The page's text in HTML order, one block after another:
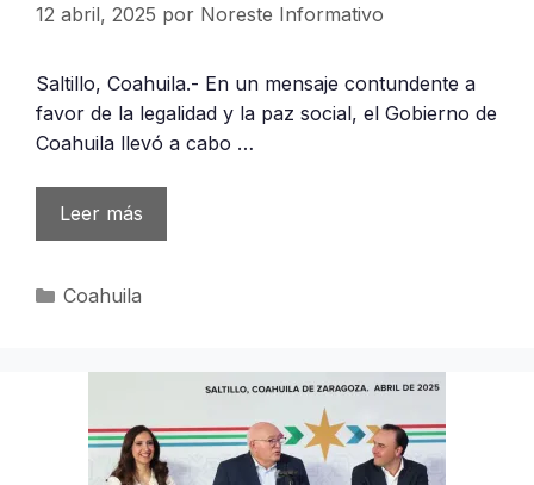
12 abril, 2025 por Noreste Informativo
Saltillo, Coahuila.- En un mensaje contundente a
favor de la legalidad y la paz social, el Gobierno de
Coahuila llevó a cabo …
Leer más
Categorías
Coahuila